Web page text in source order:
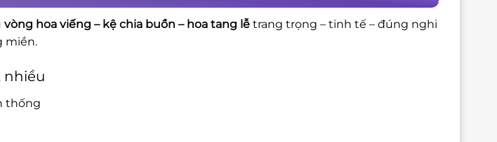
vòng hoa viếng – kệ chia buồn – hoa tang lễ trang trọng – tinh tế – đúng nghi
miền.
nhiều
thống